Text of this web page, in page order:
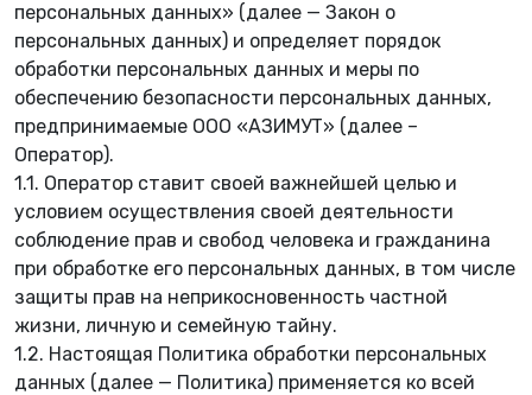
🌿
персональных данных» (далее — Закон о
персональных данных) и определяет порядок
обработки персональных данных и меры по
обеспечению безопасности персональных данных,
предпринимаемые ООО «АЗИМУТ» (далее –
Оператор).
1.1. Оператор ставит своей важнейшей целью и
условием осуществления своей деятельности
соблюдение прав и свобод человека и гражданина
при обработке его персональных данных, в том числе
защиты прав на неприкосновенность частной
жизни, личную и семейную тайну.
1.2. Настоящая Политика обработки персональных
данных (далее — Политика) применяется ко всей